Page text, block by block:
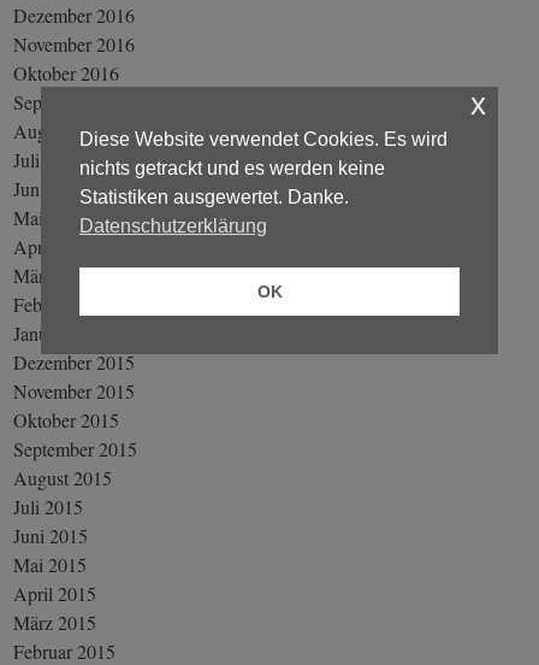
Dezember 2016
November 2016
Oktober 2016
September 2016
August 2016
Juli 2016
Juni 2016
Mai 2016
April 2016
März 2016
Februar 2016
Januar 2016
Dezember 2015
November 2015
Oktober 2015
September 2015
August 2015
Juli 2015
Juni 2015
Mai 2015
April 2015
März 2015
Februar 2015
Diese Website verwendet Cookies. Es wird
nichts getrackt und es werden keine
Statistiken ausgewertet. Danke.
Datenschutzerklärung
OK
x